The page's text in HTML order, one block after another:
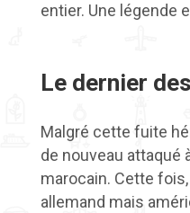
entier. Une légende
Le dernier
Malgré cette fuite
de nouveau attaqué
marocain. Cette fois,
allemand mais